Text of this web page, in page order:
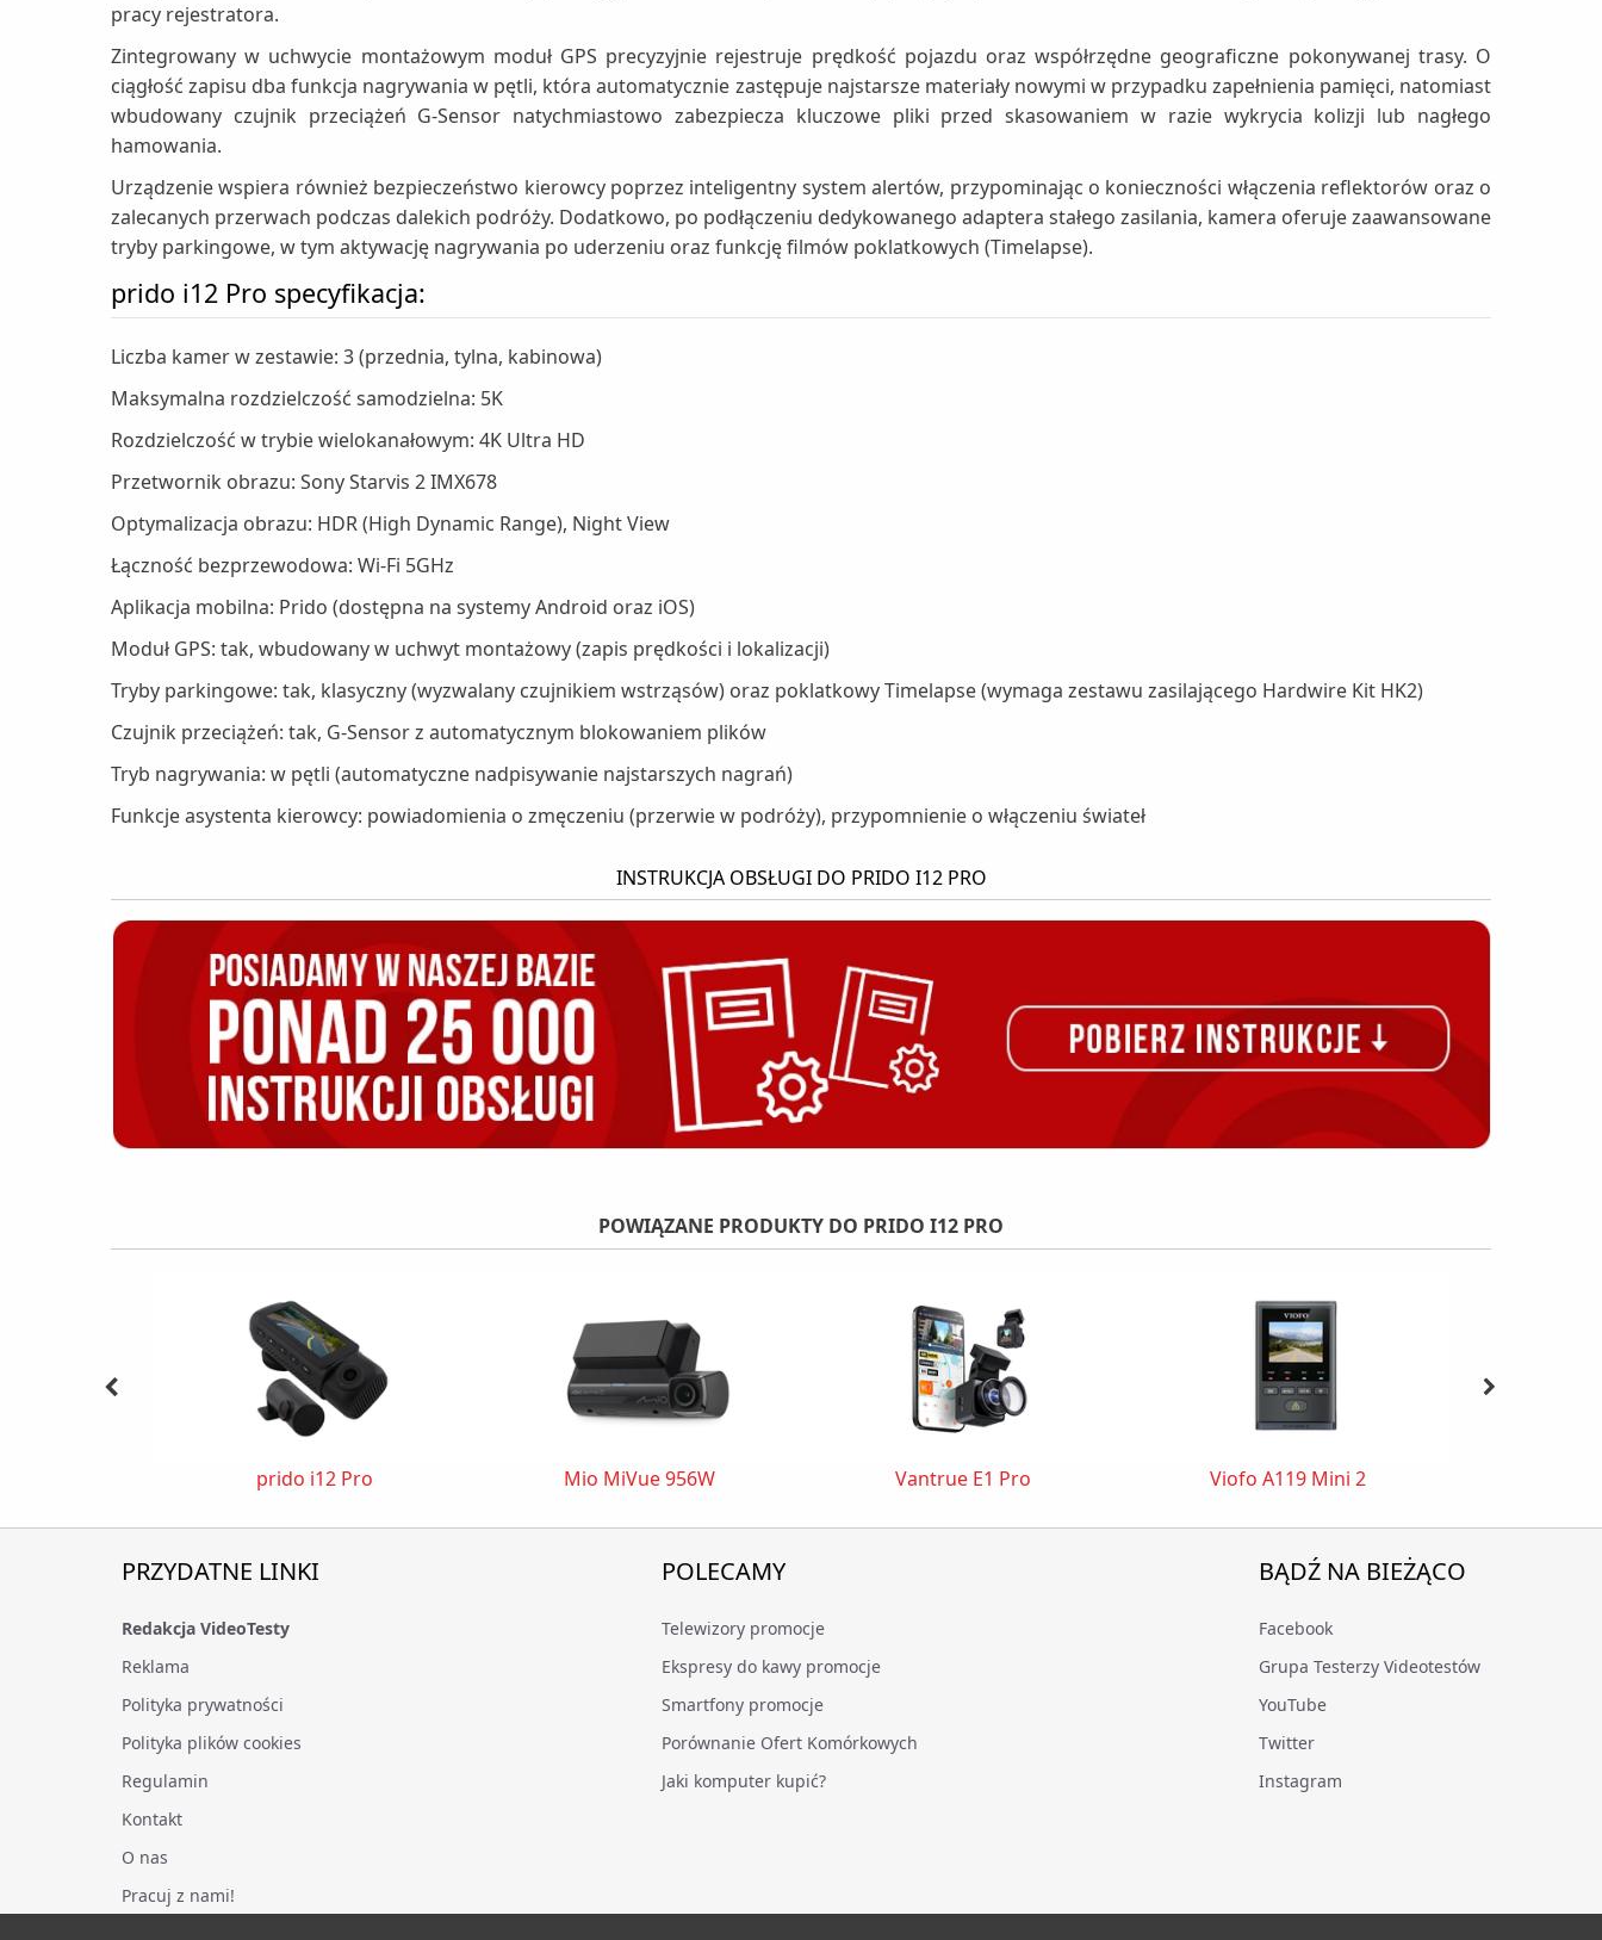
pracy rejestratora.
Zintegrowany w uchwycie montażowym moduł GPS precyzyjnie rejestruje prędkość pojazdu oraz współrzędne geograficzne pokonywanej trasy. O
ciągłość zapisu dba funkcja nagrywania w pętli, która automatycznie zastępuje najstarsze materiały nowymi w przypadku zapełnienia pamięci, natomiast
wbudowany czujnik przeciążeń G-Sensor natychmiastowo zabezpiecza kluczowe pliki przed skasowaniem w razie wykrycia kolizji lub nagłego
hamowania.
Urządzenie wspiera również bezpieczeństwo kierowcy poprzez inteligentny system alertów, przypominając o konieczności włączenia reflektorów oraz o
zalecanych przerwach podczas dalekich podróży. Dodatkowo, po podłączeniu dedykowanego adaptera stałego zasilania, kamera oferuje zaawansowane
tryby parkingowe, w tym aktywację nagrywania po uderzeniu oraz funkcję filmów poklatkowych (Timelapse).
prido i12 Pro specyfikacja:
Liczba kamer w zestawie: 3 (przednia, tylna, kabinowa)
Maksymalna rozdzielczość samodzielna: 5K
Rozdzielczość w trybie wielokanałowym: 4K Ultra HD
Przetwornik obrazu: Sony Starvis 2 IMX678
Optymalizacja obrazu: HDR (High Dynamic Range), Night View
Łączność bezprzewodowa: Wi-Fi 5GHz
Aplikacja mobilna: Prido (dostępna na systemy Android oraz iOS)
Moduł GPS: tak, wbudowany w uchwyt montażowy (zapis prędkości i lokalizacji)
Tryby parkingowe: tak, klasyczny (wyzwalany czujnikiem wstrząsów) oraz poklatkowy Timelapse (wymaga zestawu zasilającego Hardwire Kit HK2)
Czujnik przeciążeń: tak, G-Sensor z automatycznym blokowaniem plików
Tryb nagrywania: w pętli (automatyczne nadpisywanie najstarszych nagrań)
Funkcje asystenta kierowcy: powiadomienia o zmęczeniu (przerwie w podróży), przypomnienie o włączeniu świateł
INSTRUKCJA OBSŁUGI DO PRIDO I12 PRO
POWIĄZANE PRODUKTY DO PRIDO I12 PRO
prido i12 Pro Mio MiVue 956W Vantrue E1 Pro Viofo A119 Mini 2
PRZYDATNE LINKI
Redakcja VideoTesty
Reklama
Polityka prywatności
Polityka plików cookies
Regulamin
Kontakt
O nas
Pracuj z nami!
POLECAMY
Telewizory promocje
Ekspresy do kawy promocje
Smartfony promocje
Porównanie Ofert Komórkowych
Jaki komputer kupić?
BĄDŹ NA BIEŻĄCO
Facebook
Grupa Testerzy Videotestów
YouTube
Twitter
Instagram